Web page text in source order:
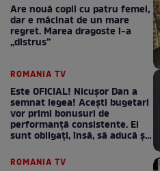
Are nouă copii cu patru femei,
dar e măcinat de un mare
regret. Marea dragoste l-a
„distrus”
ROMANIA TV
Este OFICIAL! Nicușor Dan a
semnat legea! Acești bugetari
vor primi bonusuri de
performanță consistente. Ei
sunt obligați, însă, să aducă și
ROMANIA TV